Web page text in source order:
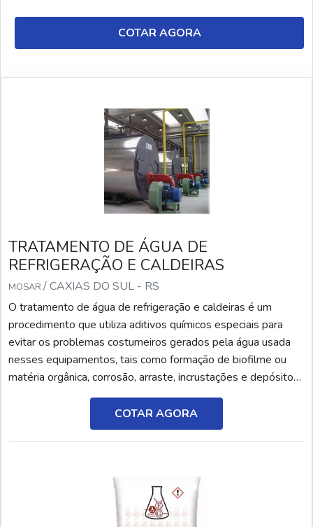
COTAR AGORA
TRATAMENTO DE ÁGUA DE
REFRIGERAÇÃO E CALDEIRAS
MOSAR / CAXIAS DO SUL - RS
O tratamento de água de refrigeração e caldeiras é um
procedimento que utiliza aditivos químicos especiais para
evitar os problemas costumeiros gerados pela água usada
nesses equipamentos, tais como formação de biofilme ou
matéria orgânica, corrosão, arraste, incrustações e depósitos
em geral formados nas persianas, enchimentos e bicos de
distribuição. Somente com um tratamento químico bem
condicionado, é possível manter ou resgatar a eficiência do
COTAR AGORA